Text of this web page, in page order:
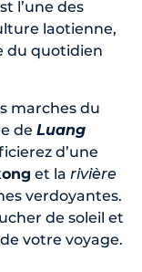
l’une des
laotienne,
du quotidien
marches du
de Luang
d’une
et la rivière
verdoyantes.
de soleil et
votre voyage.